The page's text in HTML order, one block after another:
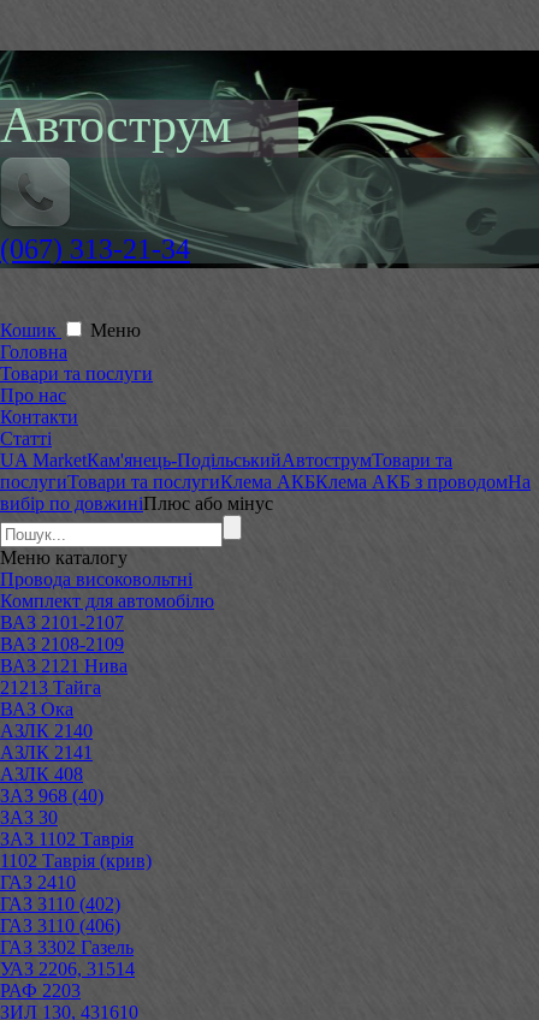
Автострум
(067) 313-21-34
Кошик
Меню
Головна
Товари та послуги
Про нас
Контакти
Статті
UA MarketКам'янець-ПодільськийАвтострумТовари та
послугиТовари та послугиКлема АКБКлема АКБ з проводомНа
вибір по довжиніПлюс або мінус
Меню каталогу
Провода високовольтні
Комплект для автомобілю
ВАЗ 2101-2107
ВАЗ 2108-2109
ВАЗ 2121 Нива
21213 Тайга
ВАЗ Ока
АЗЛК 2140
АЗЛК 2141
АЗЛК 408
ЗАЗ 968 (40)
ЗАЗ 30
ЗАЗ 1102 Таврія
1102 Таврія (крив)
ГАЗ 2410
ГАЗ 3110 (402)
ГАЗ 3110 (406)
ГАЗ 3302 Газель
УАЗ 2206, 31514
РАФ 2203
ЗИЛ 130, 431610